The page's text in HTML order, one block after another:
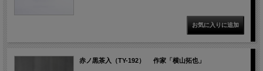
赤ノ黒茶入（TY-192） 作家「横山拓也」